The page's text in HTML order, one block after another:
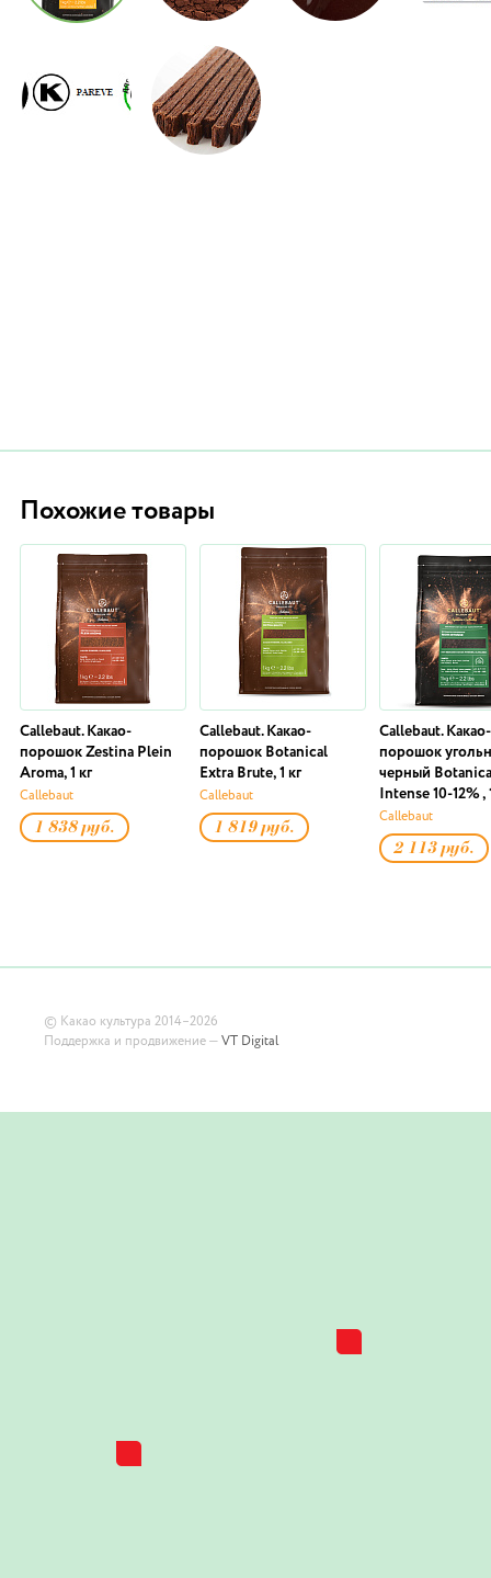
Похожие товары
Callebaut. Какао-
порошок Zestina Plein
Aroma, 1 кг
Callebaut
1 838 руб.
Callebaut. Какао-
порошок Botanical
Extra Brute, 1 кг
Callebaut
1 819 руб.
Callebaut. Какао-
порошок
черный
Intense 10-12% ,
Callebaut
2 113 руб.
© Какао культура 2014–2026
Поддержка и продвижение — VT Digital